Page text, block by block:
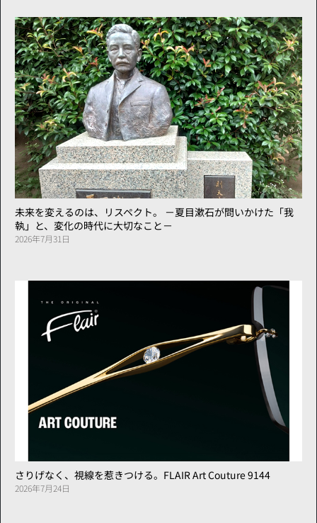
未来を変えるのは、リスペクト。 －夏目漱石が問いかけた「我
執」と、変化の時代に大切なこと－
2026年7月31日
さりげなく、視線を惹きつける。FLAIR Art Couture 9144
2026年7月24日